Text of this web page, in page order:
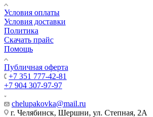
Условия оплаты
Условия доставки
Политика
Скачать прайс
Помощь
Публичная оферта
+7 351 777-42-81
+7 904 307-97-97
chelupakovka@mail.ru
г. Челябинск, Шершни, ул. Степная, 2А